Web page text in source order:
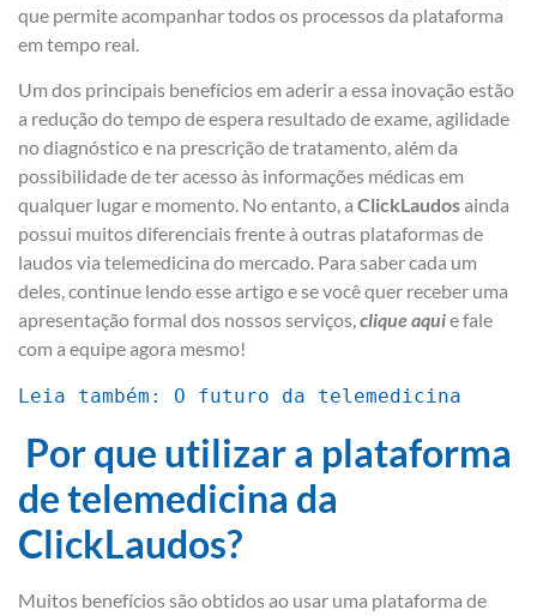
que permite acompanhar todos os processos da plataforma
em tempo real.
Um dos principais benefícios em aderir a essa inovação estão
a redução do tempo de espera resultado de exame, agilidade
no diagnóstico e na prescrição de tratamento, além da
possibilidade de ter acesso às informações médicas em
qualquer lugar e momento. No entanto, a ClickLaudosainda
possui muitos diferenciais frente à outras plataformas de
laudos via telemedicina do mercado. Para saber cada um
deles, continue lendo esse artigo e se você quer receber uma
apresentação formal dos nossos serviços,clique aquie fale
com a equipe agora mesmo!
Leia também: O futuro da telemedicina
Por que utilizar a plataforma
de telemedicina da
ClickLaudos?
Muitos benefícios são obtidos ao usar uma plataforma de